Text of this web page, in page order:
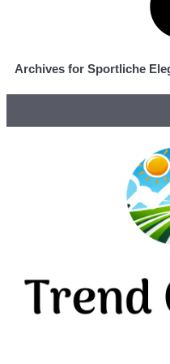
Archives for Sportliche